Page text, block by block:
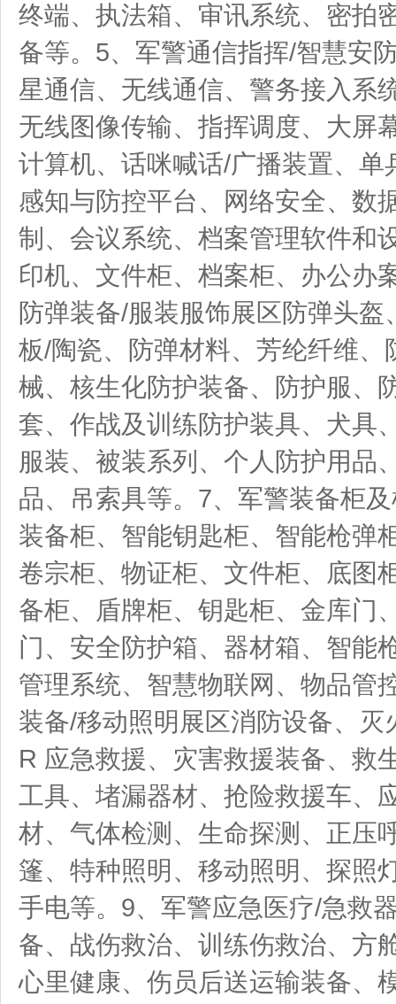
终端、执法箱、审讯系统、密拍
备等。5、军警通信指挥/智慧安
星通信、无线通信、警务接入系
无线图像传输、指挥调度、大屏
计算机、话咪喊话/广播装置、
感知与防控平台、网络安全、数
制、会议系统、档案管理软件和
印机、文件柜、档案柜、办公办
防弹装备/服装服饰展区防弹头
板/陶瓷、防弹材料、芳纶纤维
械、核生化防护装备、防护服、
套、作战及训练防护装具、犬具
服装、被装系列、个人防护用品
品、吊索具等。7、军警装备柜
装备柜、智能钥匙柜、智能枪弹
卷宗柜、物证柜、文件柜、底图
备柜、盾牌柜、钥匙柜、金库门
门、安全防护箱、器材箱、智能
管理系统、智慧物联网、物品管
装备/移动照明展区消防设备、
R 应急救援、灾害救援装备、救
工具、堵漏器材、抢险救援车、
材、气体检测、生命探测、正压
篷、特种照明、移动照明、探照
手电等。9、军警应急医疗/急救
备、战伤救治、训练伤救治、方
心里健康、伤员后送运输装备、